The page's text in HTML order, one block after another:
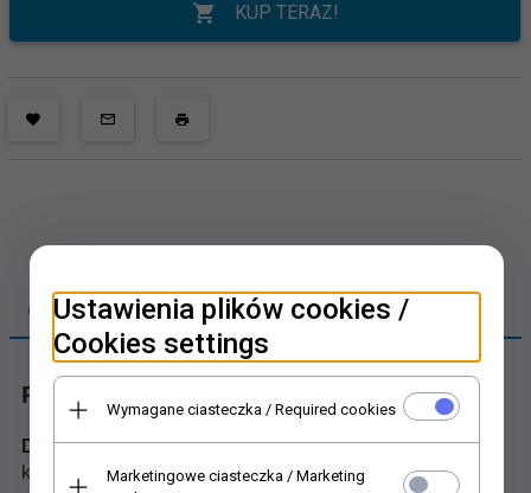
KUP TERAZ!
OPIS PRODUKTU
Papier Decoupage
D0317M
klasyczny - świąteczny
Ustawienia plików cookies /
Cookies settings
Wymagane ciasteczka / Required cookies
Marketingowe ciasteczka / Marketing